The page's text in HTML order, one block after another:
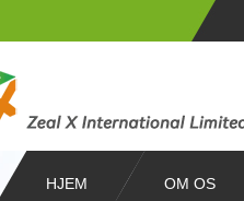
HJEM OM OS